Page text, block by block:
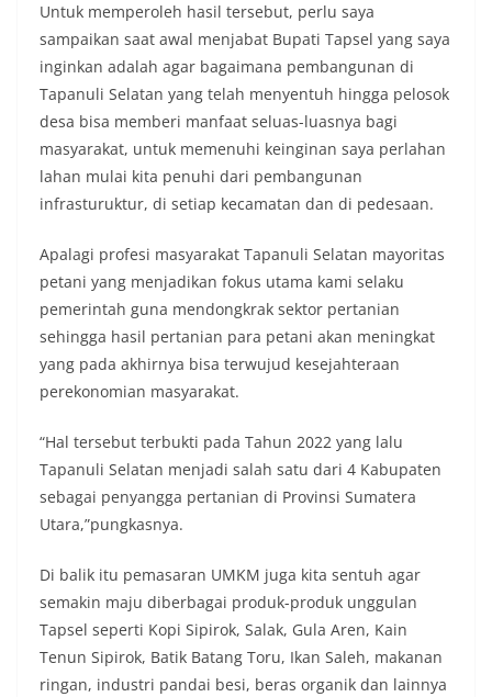
Untuk memperoleh hasil tersebut, perlu saya
sampaikan saat awal menjabat Bupati Tapsel yang saya
inginkan adalah agar bagaimana pembangunan di
Tapanuli Selatan yang telah menyentuh hingga pelosok
desa bisa memberi manfaat seluas-luasnya bagi
masyarakat, untuk memenuhi keinginan saya perlahan
lahan mulai kita penuhi dari pembangunan
infrasturuktur, di setiap kecamatan dan di pedesaan.
Apalagi profesi masyarakat Tapanuli Selatan mayoritas
petani yang menjadikan fokus utama kami selaku
pemerintah guna mendongkrak sektor pertanian
sehingga hasil pertanian para petani akan meningkat
yang pada akhirnya bisa terwujud kesejahteraan
perekonomian masyarakat.
“Hal tersebut terbukti pada Tahun 2022 yang lalu
Tapanuli Selatan menjadi salah satu dari 4 Kabupaten
sebagai penyangga pertanian di Provinsi Sumatera
Utara,”pungkasnya.
Di balik itu pemasaran UMKM juga kita sentuh agar
semakin maju diberbagai produk-produk unggulan
Tapsel seperti Kopi Sipirok, Salak, Gula Aren, Kain
Tenun Sipirok, Batik Batang Toru, Ikan Saleh, makanan
ringan, industri pandai besi, beras organik dan lainnya